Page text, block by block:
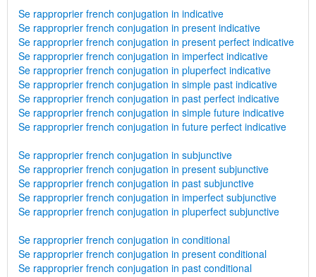
Se rapproprier french conjugation in indicative
Se rapproprier french conjugation in present indicative
Se rapproprier french conjugation in present perfect indicative
Se rapproprier french conjugation in imperfect indicative
Se rapproprier french conjugation in pluperfect indicative
Se rapproprier french conjugation in simple past indicative
Se rapproprier french conjugation in past perfect indicative
Se rapproprier french conjugation in simple future indicative
Se rapproprier french conjugation in future perfect indicative
Se rapproprier french conjugation in subjunctive
Se rapproprier french conjugation in present subjunctive
Se rapproprier french conjugation in past subjunctive
Se rapproprier french conjugation in imperfect subjunctive
Se rapproprier french conjugation in pluperfect subjunctive
Se rapproprier french conjugation in conditional
Se rapproprier french conjugation in present conditional
Se rapproprier french conjugation in past conditional